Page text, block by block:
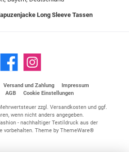
Long Sleeve Tassen
Versand und Zahlung
Impressum
AGB Cookie Einstellungen
zzgl. Versandkostenund ggf.
wenn nicht anders angegeben.
- nachhaltiger Textildruck aus der
vorbehalten. Theme by ThemeWare®